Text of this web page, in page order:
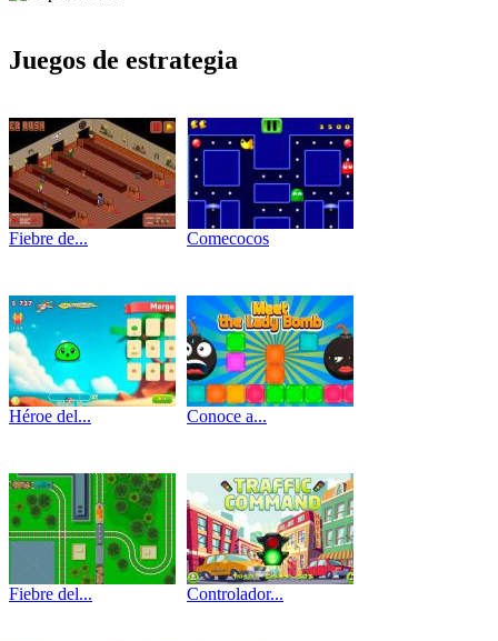
Juegos de estrategia
Fiebre de... Comecocos
Héroe del... Conoce a...
Fiebre del... Controlador...